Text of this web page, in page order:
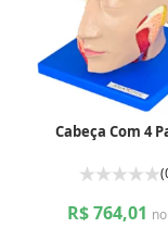
Cabeça Com 4
R$ 764,01